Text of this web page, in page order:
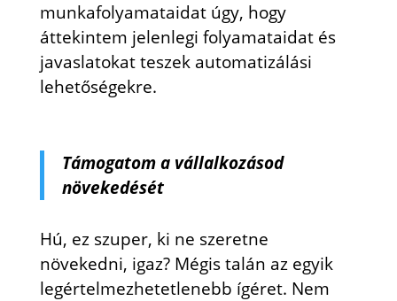
munkafolyamataidat úgy, hogy
áttekintem jelenlegi folyamataidat és
javaslatokat teszek automatizálási
lehetőségekre.
Támogatom a vállalkozásod
növekedését
Hú, ez szuper, ki ne szeretne
növekedni, igaz? Mégis talán az egyik
legértelmezhetetlenebb ígéret. Nem